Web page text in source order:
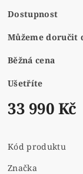
Dostupnost
Můžeme doručit
Běžná cena
Ušetříte
33 990 Kč
Kód produktu
Značka